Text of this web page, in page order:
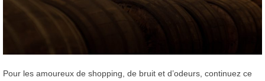
Pour les amoureux de shopping, de bruit et d’odeurs, continuez ce